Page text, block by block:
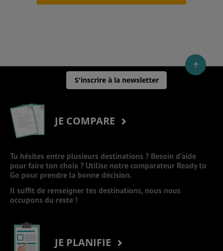
S'inscrire à la newsletter
JE COMPARE
Tu hésites entre plusieurs destinations ? Besoin d’aide
pour faire ton choix ? Utilise notre comparateur Ready to
Go pour prendre la bonne décision.
Il suffit de renseigner tes destinations, nous nous
occupons du reste !
JE PLANIFIE